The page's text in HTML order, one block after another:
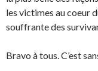
les victimes au coeur
souffrante des
Bravo à tous. C’est